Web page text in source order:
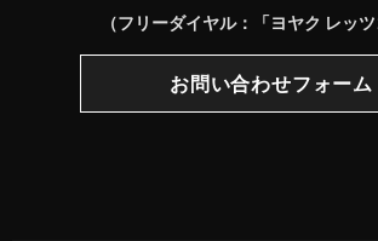
（フリーダイヤル：「ヨヤク レッツ
お問い合わせフォーム